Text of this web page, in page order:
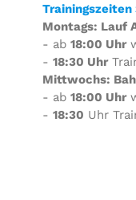
Montags: Lauf
- ab 18:00 Uhr
- 18:30 Uhr
Mittwochs:
- ab 18:00 Uhr
- 18:30 Uhr